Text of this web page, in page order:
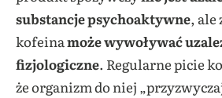
substancje psychoaktywne, ale
kofeinamoże wywoływać
fizjologiczne. Regularne picie
że organizm do niej